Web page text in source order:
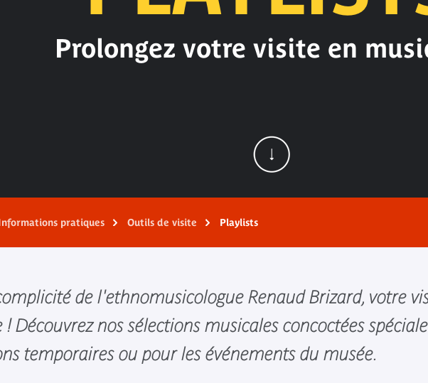
Prolongez votre visite en
pratiques Outils de visite Playlists
de l'ethnomusicologue Renaud Brizard, votre
Découvrez nos sélections musicales concoctées
temporaires ou pour les événements du musée.